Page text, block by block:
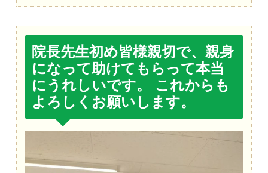
院長先生初め皆様親切で、親身
になって助けてもらって本当
にうれしいです。 これからも
よろしくお願いします。